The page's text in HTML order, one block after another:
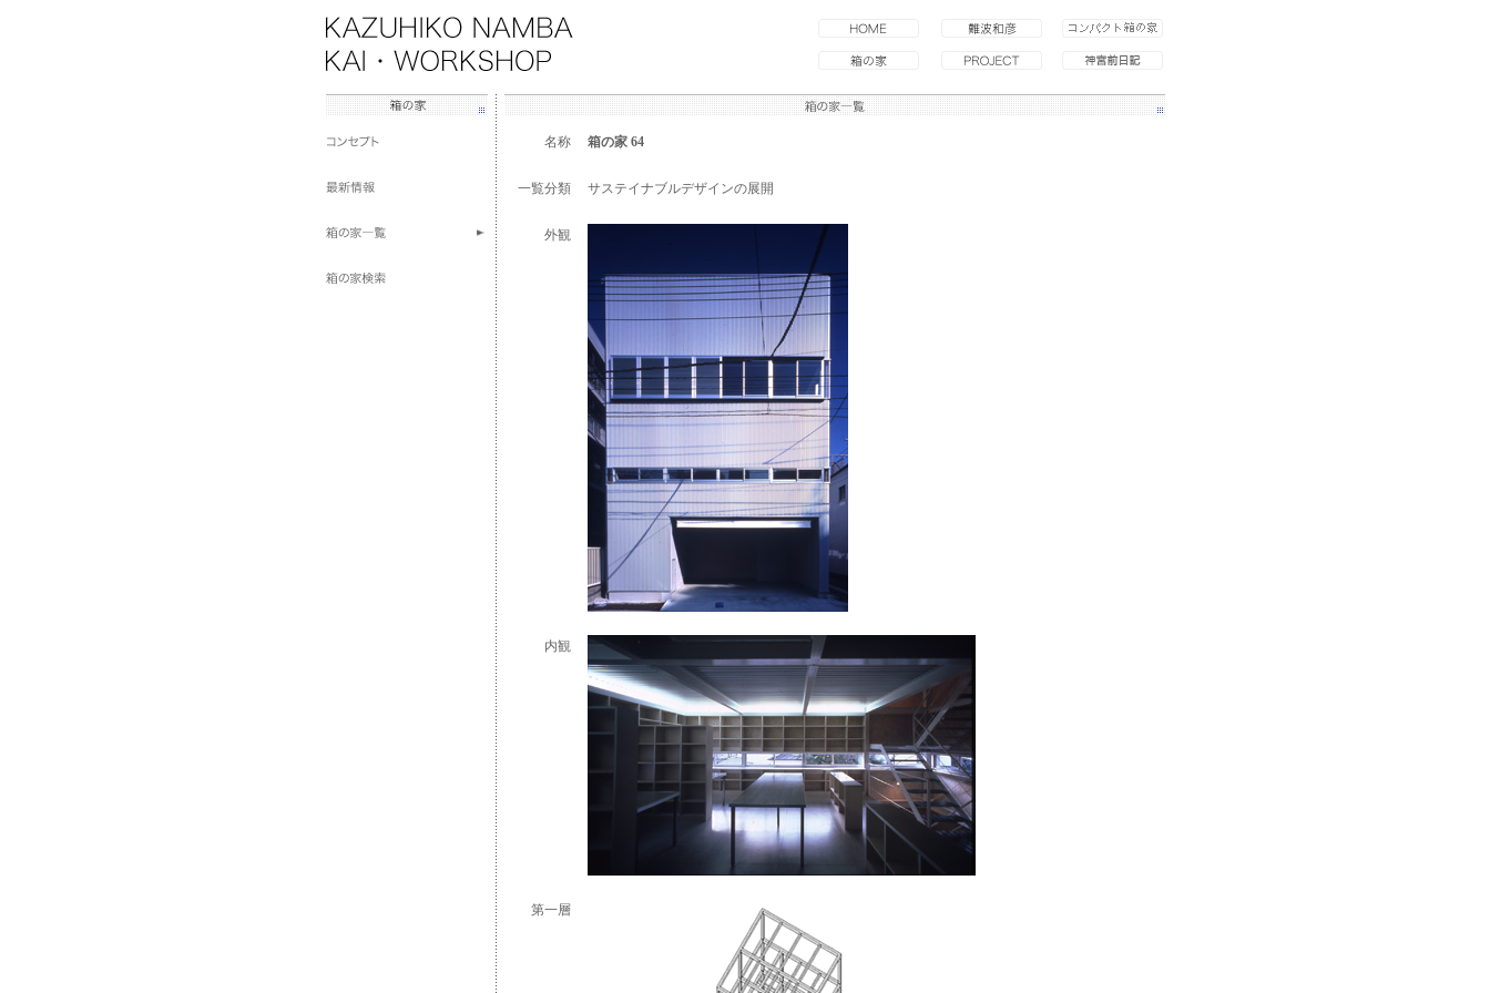
名称 箱の家 64
一覧分類 サステイナブルデザインの展開
外観
内観
第一層